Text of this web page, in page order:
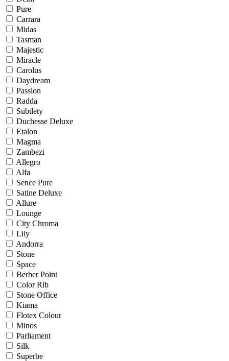
Pure
Carrara
Midas
Tasman
Majestic
Miracle
Carolus
Daydream
Passion
Radda
Subtlety
Duchesse Deluxe
Etalon
Magma
Zambezi
Allegro
Alfa
Sence Pure
Satine Deluxe
Allure
Lounge
City Chroma
Lily
Andorra
Stone
Space
Berber Point
Color Rib
Stone Office
Kiama
Flotex Colour
Minos
Parliament
Silk
Superbe